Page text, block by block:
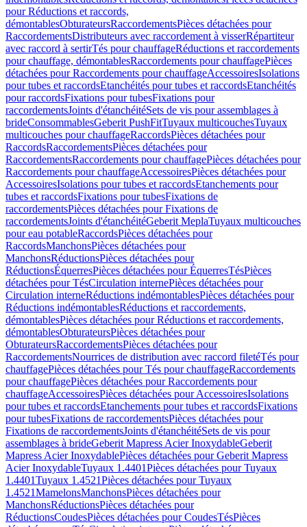
pour Réductions et raccords,
démontablesObturateursRaccordementsPièces détachées pour
RaccordementsDistributeurs avec raccordement à visserRépartiteur
avec raccord à sertirTés pour chauffageRéductions et raccordements
pour chauffage, démontablesRaccordements pour chauffagePièces
détachées pour Raccordements pour chauffageAccessoiresIsolations
pour tubes et raccordsEtanchéités pour tubes et raccordsEtanchéités
pour raccordsFixations pour tubesFixations pour
raccordementsJoints d'étanchéitéSets de vis pour assemblages à
brideConsommablesGeberit PushFitTuyaux multicouchesTuyaux
multicouches pour chauffageRaccordsPièces détachées pour
RaccordsRaccordementsPièces détachées pour
RaccordementsRaccordements pour chauffagePièces détachées pour
Raccordements pour chauffageAccessoiresPièces détachées pour
AccessoiresIsolations pour tubes et raccordsEtanchements pour
tubes et raccordsFixations pour tubesFixations de
raccordementsPièces détachées pour Fixations de
raccordementsJoints d'étanchéitéGeberit MeplaTuyaux multicouches
pour eau potableRaccordsPièces détachées pour
RaccordsManchonsPièces détachées pour
ManchonsRéductionsPièces détachées pour
RéductionsÉquerresPièces détachées pour ÉquerresTésPièces
détachées pour TésCirculation internePièces détachées pour
Circulation interneRéductions indémontablesPièces détachées pour
Réductions indémontablesRéductions et raccordements,
démontablesPièces détachées pour Réductions et raccordements,
démontablesObturateursPièces détachées pour
ObturateursRaccordementsPièces détachées pour
RaccordementsNourrices de distribution avec raccord filetéTés pour
chauffagePièces détachées pour Tés pour chauffageRaccordements
pour chauffagePièces détachées pour Raccordements pour
chauffageAccessoiresPièces détachées pour AccessoiresIsolations
pour tubes et raccordsEtanchements pour tubes et raccordsFixations
pour tubesFixations de raccordementsPièces détachées pour
Fixations de raccordementsJoints d'étanchéitéSets de vis pour
assemblages à brideGeberit Mapress Acier InoxydableGeberit
Mapress Acier InoxydablePièces détachées pour Geberit Mapress
Acier InoxydableTuyaux 1.4401Pièces détachées pour Tuyaux
1.4401Tuyaux 1.4521Pièces détachées pour Tuyaux
1.4521MamelonsManchonsPièces détachées pour
ManchonsRéductionsPièces détachées pour
RéductionsCoudesPièces détachées pour CoudesTésPièces